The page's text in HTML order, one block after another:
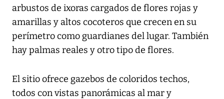
arbustos de ixoras cargados de flores rojas y
amarillas y altos cocoteros que crecen en su
perímetro como guardianes del lugar. También
hay palmas reales y otro tipo de flores.
El sitio ofrece gazebos de coloridos techos,
todos con vistas panorámicas al mar y